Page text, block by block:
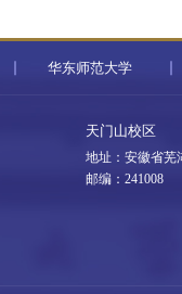
华东师范大学
天门山校区
地址：安徽省芜
邮编：241008